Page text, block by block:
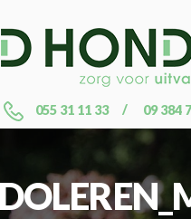
055 31 11 33 09 384